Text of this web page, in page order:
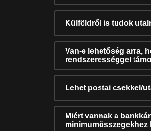
Külföldről is tudok
Van-e lehetőség arra,
rendszerességgel
Lehet postai csekkel/
Miért vannak a
minimumösszegekhez